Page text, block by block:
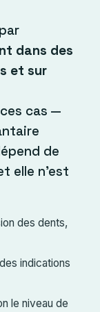
dans des
et sur
cas —
de
elle n’est
des dents,
indications
le niveau de